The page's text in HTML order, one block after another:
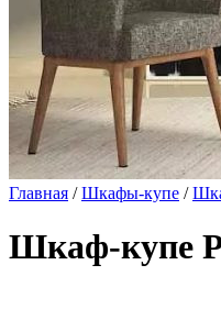
Главная /Шкафы-купе /
Шкаф-купе